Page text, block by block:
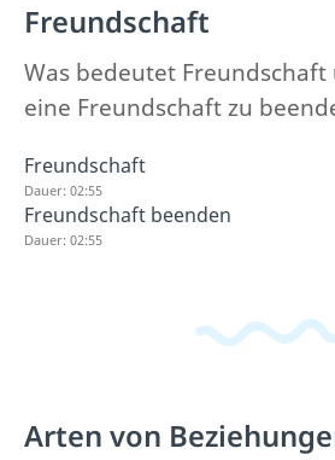
Freundschaft
Was bedeutet Freundschaft
eine Freundschaft zu
Freundschaft
Dauer: 02:55
Freundschaft beenden
Dauer: 02:55
Arten von